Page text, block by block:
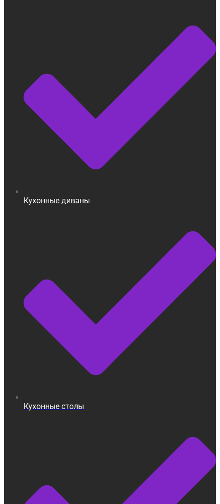
Кухонные диваны
Кухонные столы